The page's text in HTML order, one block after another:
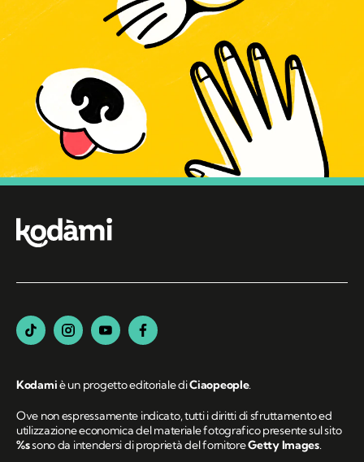
Kodamiè un progetto editoriale diCiaopeople.
Ove non espressamente indicato, tutti i diritti di sfruttamento ed
utilizzazione economica del materiale fotografico presente sul sito
%ssono da intendersi di proprietà del fornitoreGetty Images.